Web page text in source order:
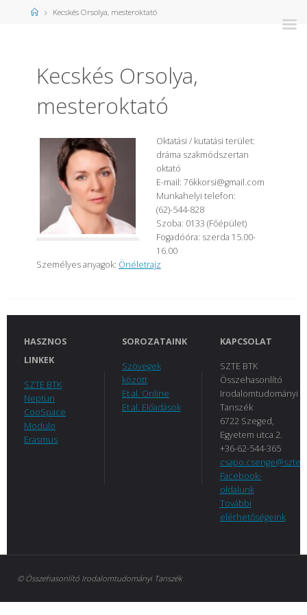
KezdőlapKecskés Orsolya, mesteroktató
Kecskés Orsolya,
mesteroktató
Oktatási / kutatási terület:
dráma szakmódszertan
oktató
E-mail: 76kkorsi@gmail.com
Munkahelyi telefon:
(62)-544-828
Szoba: 0133 (Főépület)
Fogadóóra: szerda 15.00-
16.00
Személyes anyagok: Önéletrajz
HASZNOS
LINKEK
SZTE BTK
Neptun
CooSpace
Modulo
Erasmus
SOROZATAINK
Szövegek
között
Et al. Online
Et al. Előadások
KAPCSOLAT
SZTE BTK
Összehasonlító
Irodalomtudományi
Tanszék
6722 Szeged,
Egyetem utca 2.
+36-62-544-365
Facebook-
oldalunk
További
elérhetőségeink
© Összehasonlító Irodalomtudományi Tanszék